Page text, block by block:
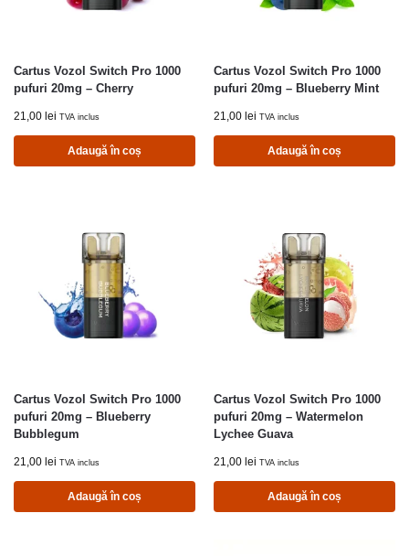
Cartus Vozol Switch Pro 1000
pufuri 20mg – Cherry
21,00 lei TVA inclus
Adaugă în coș
Cartus Vozol Switch Pro 1000
pufuri 20mg – Blueberry Mint
21,00 lei TVA inclus
Adaugă în coș
Cartus Vozol Switch Pro 1000
pufuri 20mg – Blueberry
Bubblegum
21,00 lei TVA inclus
Adaugă în coș
Cartus Vozol Switch Pro 1000
pufuri 20mg – Watermelon
Lychee Guava
21,00 lei TVA inclus
Adaugă în coș